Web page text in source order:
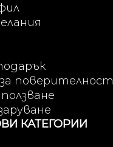
поверителност
КАТЕГОРИИ